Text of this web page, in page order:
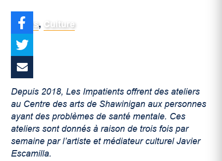
Arts, Culture
Depuis 2018, Les Impatients offrent des ateliers
au Centre des arts de Shawinigan aux personnes
ayant des problèmes de santé mentale. Ces
ateliers sont donnés à raison de trois fois par
semaine par l’artiste et médiateur culturel Javier
Escamilla.